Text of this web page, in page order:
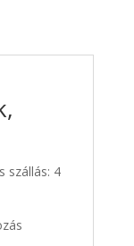
szállás: 4